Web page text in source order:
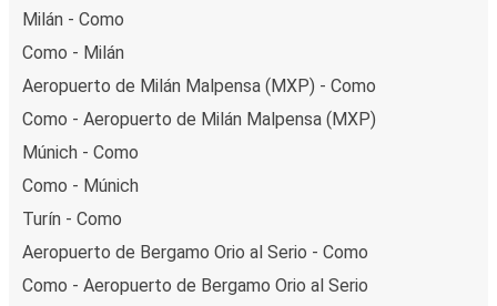
Milán - Como
Como - Milán
Aeropuerto de Milán Malpensa (MXP) - Como
Como - Aeropuerto de Milán Malpensa (MXP)
Múnich - Como
Como - Múnich
Turín - Como
Aeropuerto de Bergamo Orio al Serio - Como
Como - Aeropuerto de Bergamo Orio al Serio